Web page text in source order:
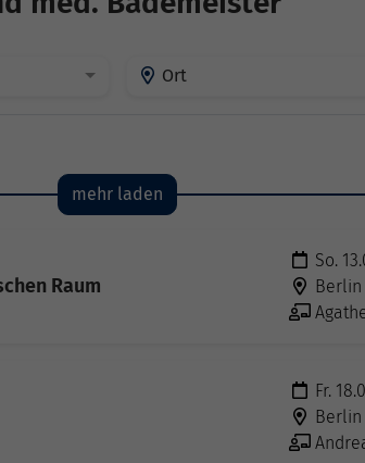
Ort
mehr laden
Raum
So.
Berlin
Fr.
Berlin